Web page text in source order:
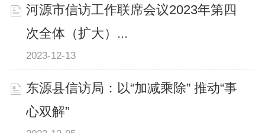
河源市信访工作联席会议2023年第四
次全体（扩大）...
2023-12-13
东源县信访局：以“加减乘除” 推动“事
心双解”